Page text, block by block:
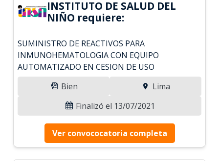
INSTITUTO DE SALUD DEL
NIÑO requiere:
SUMINISTRO DE REACTIVOS PARA
INMUNOHEMATOLOGIA CON EQUIPO
AUTOMATIZADO EN CESION DE USO
Bien
Lima
Finalizó el 13/07/2021
Ver convococatoria completa